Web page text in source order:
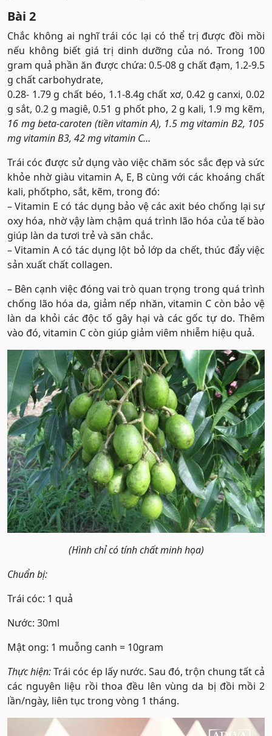
Bài 2
Chắc không ai nghĩ trái cóc lại có thể trị được đồi mồi
nếu không biết giá trị dinh dưỡng của nó. Trong 100
gram quả phần ăn được chứa: 0.5-08 g chất đạm, 1.2-9.5
g chất carbohydrate,
0.28- 1.79 g chất béo, 1.1-8.4g chất xơ, 0.42 g canxi, 0.02
g sắt, 0.2 g magiê, 0.51 g phốt pho, 2 g kali, 1.9 mg kẽm,
16 mg beta-caroten (tiền vitamin A), 1.5 mg vitamin B2, 105
mg vitamin B3, 42 mg vitamin C…
Trái cóc được sử dụng vào việc chăm sóc sắc đẹp và sức
khỏe nhờ giàu vitamin A, E, B cùng với các khoáng chất
kali, phốtpho, sắt, kẽm, trong đó:
– Vitamin E có tác dụng bảo vệ các axit béo chống lại sự
oxy hóa, nhờ vậy làm chậm quá trình lão hóa của tế bào
giúp làn da tươi trẻ và săn chắc.
– Vitamin A có tác dụng lột bỏ lớp da chết, thúc đẩy việc
sản xuất chất collagen.
– Bên cạnh việc đóng vai trò quan trọng trong quá trình
chống lão hóa da, giảm nếp nhăn, vitamin C còn bảo vệ
làn da khỏi các độc tố gây hại và các gốc tự do. Thêm
vào đó, vitamin C còn giúp giảm viêm nhiễm hiệu quả.
(Hình chỉ có tính chất minh họa)
Chuẩn bị:
Trái cóc: 1 quả
Nước: 30ml
Mật ong: 1 muỗng canh = 10gram
Thực hiện:Trái cóc ép lấy nước. Sau đó, trộn chung tất cả
các nguyên liệu rồi thoa đều lên vùng da bị đồi mồi 2
lần/ngày, liên tục trong vòng 1 tháng.